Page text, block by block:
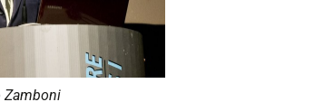
Zamboni